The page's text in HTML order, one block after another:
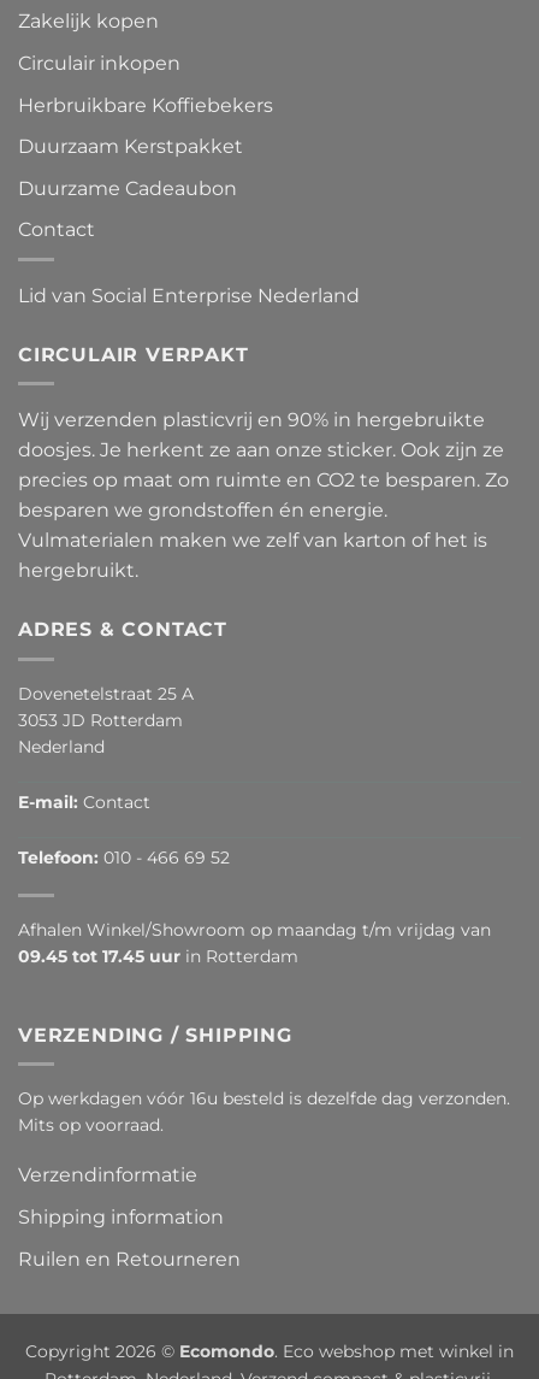
Zakelijk kopen
Circulair inkopen
Herbruikbare Koffiebekers
Duurzaam Kerstpakket
Duurzame Cadeaubon
Contact
Lid van Social Enterprise Nederland
CIRCULAIR VERPAKT
Wij verzenden plasticvrij en 90% in hergebruikte
doosjes. Je herkent ze aan onze sticker. Ook zijn ze
precies op maat om ruimte en CO2 te besparen. Zo
besparen we grondstoffen én energie.
Vulmaterialen maken we zelf van karton of het is
hergebruikt.
ADRES & CONTACT
Dovenetelstraat 25 A
3053 JD Rotterdam
Nederland
E-mail: Contact
Telefoon: 010 - 466 69 52
Afhalen Winkel/Showroom op maandag t/m vrijdag van
09.45 tot 17.45 uur in Rotterdam
VERZENDING / SHIPPING
Op werkdagen vóór 16u besteld is dezelfde dag verzonden.
Mits op voorraad.
Verzendinformatie
Shipping information
Ruilen en Retourneren
Copyright 2026 © Ecomondo. Eco webshop met winkel in